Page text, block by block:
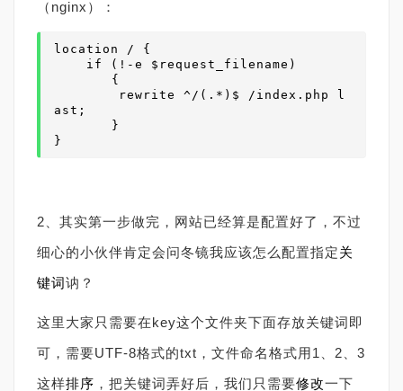
（nginx）：
location / {
        rewrite ^/(.*)$ /
index . php
l
ast;
}
2、其实第一步做完，网站已经算是配置好了，不过
细心的小伙伴肯定会问冬镜我应该怎么配置指定关
键词讷？
这里大家只需要在key这个文件夹下面存放关键词即
可，需要UTF-8格式的txt，文件命名格式用1、2、3
这样排序 ，把关键词弄好后，我们只需要修改一下